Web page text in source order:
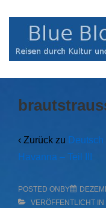
Navigation
‹ Zurück zu
Havanna – Teil III
POSTED ONBY
VERÖFFENTLICHT IN